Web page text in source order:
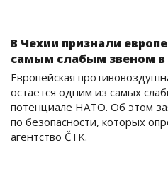
В Чехии признали
самым слабым звеном
Европейская
остается одним из самых
потенциале НАТО. Об этом
по безопасности, которых
агентство ČTK.